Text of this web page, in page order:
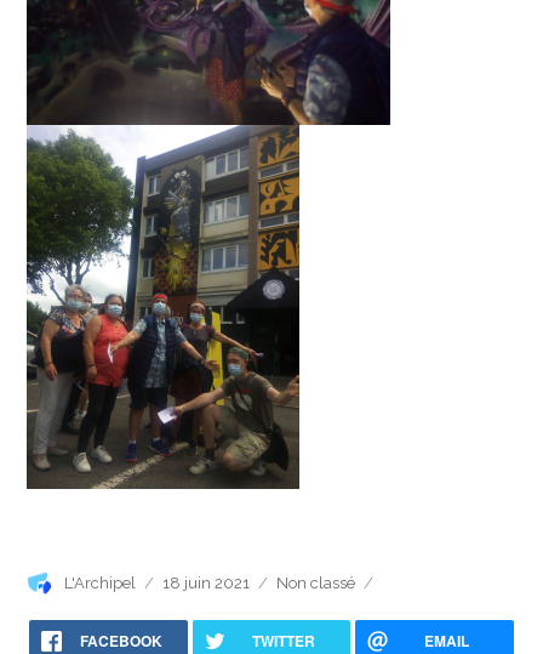
Auteur
L'Archipel
Publié
18 juin 2021 Catégories
Non classé
FACEBOOK TWITTER EMAIL